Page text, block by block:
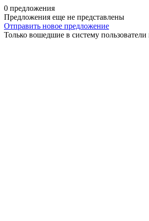
0 предложения
Предложения еще не представлены
Отправить новое предложение
Только вошедшие в систему